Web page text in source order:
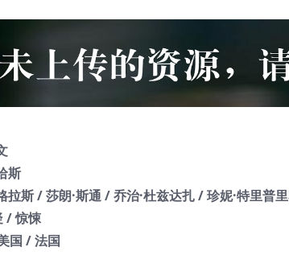
斯
斯 / 莎朗·斯通 / 乔治·杜兹达扎 / 珍妮·特里普
/ 惊悚
国 / 法国